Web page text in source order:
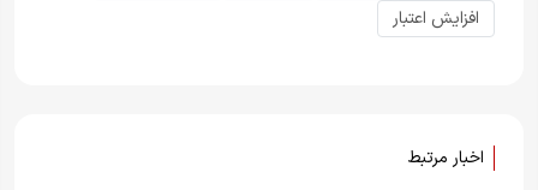
افزایش اعتبار
اخبار مرتبط